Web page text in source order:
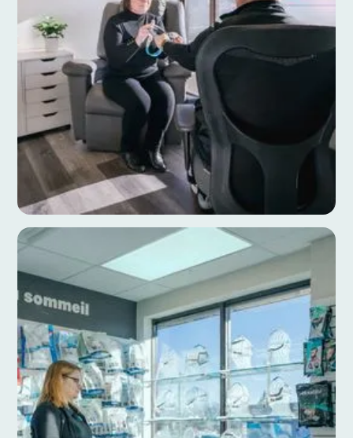
Centre du sommeil
Votre fatigue a probablement plusieurs causes.
Vous aurez une solution adaptée à VOTRE
situation.
Mieux dormir